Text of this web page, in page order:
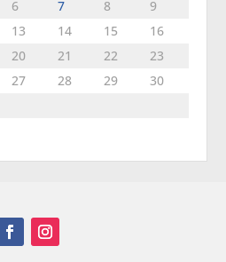
6 7 8
9
13 14 15
16
20 21 22
23
27 28 29
30